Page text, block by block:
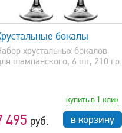
бокалы
хрустальных бокалов
шампанского, 6 шт, 210 гр.
495 руб.
купить в 1 клик
в корзину
быстрый просмотр